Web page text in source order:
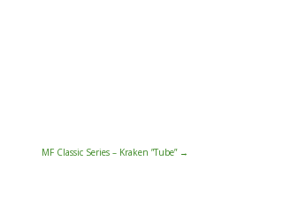
MF Classic Series – Kraken ”Tube” →